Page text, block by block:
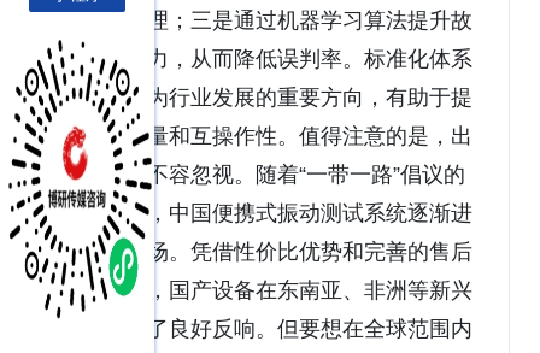
的高效处理；三是通过机器学习算法提升故
障诊断能力，从而降低误判率。标准化体系
建设将成为行业发展的重要方向，有助于提
高产品质量和互操作性。值得注意的是，出
口潜力也不容忽视。随着“一带一路”倡议的
深入推进，中国便携式振动测试系统逐渐进
入国际市场。凭借性价比优势和完善的售后
服务体系，国产设备在东南亚、非洲等新兴
市场取得了良好反响。但要想在全球范围内